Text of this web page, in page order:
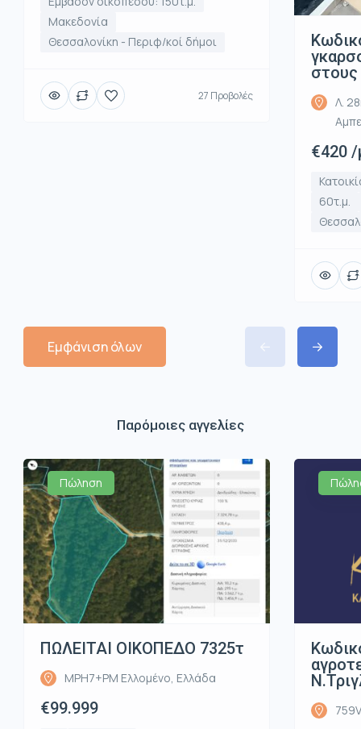
Μακεδονία
Θεσσαλονίκη - Περιφ/κοί δήμοι
27 Προβολές
Λ.
€420
60τ.μ.
Εμφάνιση όλων
Παρόμοιες αγγελίες
Πώληση
ΠΩΛΕΙΤΑΙ ΟΙΚΟΠΕΔΟ 7325τ
MPH7+PM Ελλομένο, Ελλάδα
€99.999